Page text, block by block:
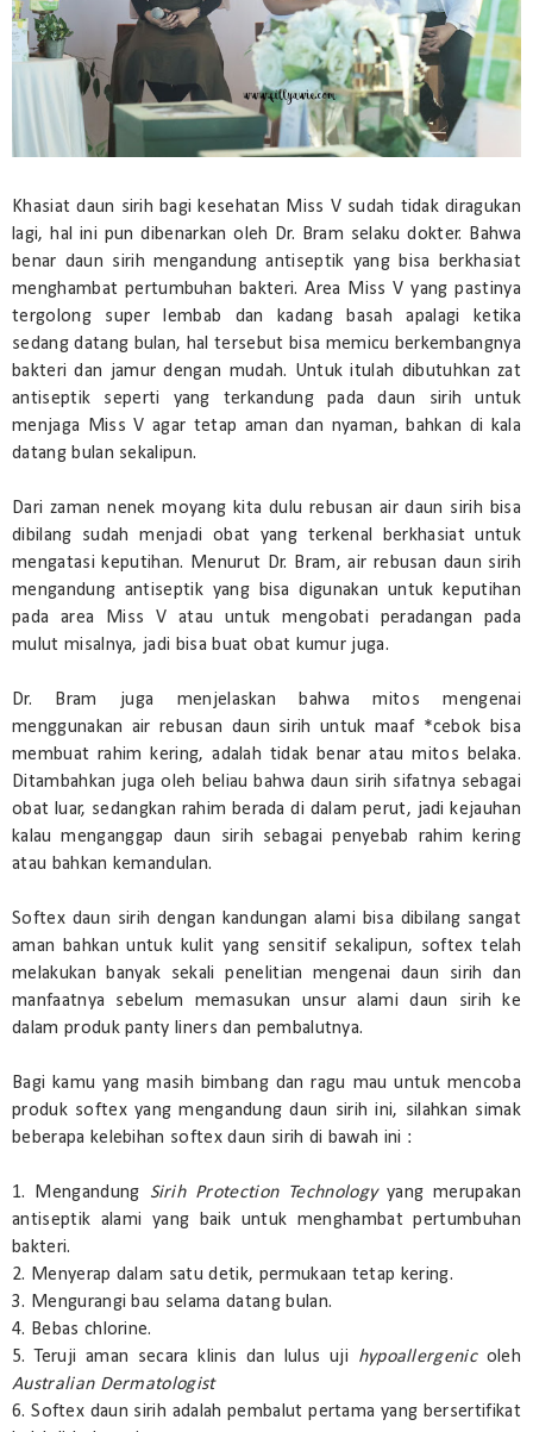
Khasiat daun sirih bagi kesehatan Miss V sudah tidak diragukan
lagi, hal ini pun dibenarkan oleh Dr. Bram selaku dokter. Bahwa
benar daun sirih mengandung antiseptik yang bisa berkhasiat
menghambat pertumbuhan bakteri. Area Miss V yang pastinya
tergolong super lembab dan kadang basah apalagi ketika
sedang datang bulan, hal tersebut bisa memicu berkembangnya
bakteri dan jamur dengan mudah. Untuk itulah dibutuhkan zat
antiseptik seperti yang terkandung pada daun sirih untuk
menjaga Miss V agar tetap aman dan nyaman, bahkan di kala
datang bulan sekalipun.
Dari zaman nenek moyang kita dulu rebusan air daun sirih bisa
dibilang sudah menjadi obat yang terkenal berkhasiat untuk
mengatasi keputihan. Menurut Dr. Bram, air rebusan daun sirih
mengandung antiseptik yang bisa digunakan untuk keputihan
pada area Miss V atau untuk mengobati peradangan pada
mulut misalnya, jadi bisa buat obat kumur juga.
Dr. Bram juga menjelaskan bahwa mitos mengenai
menggunakan air rebusan daun sirih untuk maaf *cebok bisa
membuat rahim kering, adalah tidak benar atau mitos belaka.
Ditambahkan juga oleh beliau bahwa daun sirih sifatnya sebagai
obat luar, sedangkan rahim berada di dalam perut, jadi kejauhan
kalau menganggap daun sirih sebagai penyebab rahim kering
atau bahkan kemandulan.
Softex daun sirih dengan kandungan alami bisa dibilang sangat
aman bahkan untuk kulit yang sensitif sekalipun, softex telah
melakukan banyak sekali penelitian mengenai daun sirih dan
manfaatnya sebelum memasukan unsur alami daun sirih ke
dalam produk panty liners dan pembalutnya.
Bagi kamu yang masih bimbang dan ragu mau untuk mencoba
produk softex yang mengandung daun sirih ini, silahkan simak
beberapa kelebihan softex daun sirih di bawah ini :
1. Mengandung Sirih Protection Technologyyang merupakan
antiseptik alami yang baik untuk menghambat pertumbuhan
bakteri.
2. Menyerap dalam satu detik, permukaan tetap kering.
3. Mengurangi bau selama datang bulan.
4. Bebas chlorine.
5. Teruji aman secara klinis dan lulus uji hypoallergenicoleh
Australian Dermatologist
6. Softex daun sirih adalah pembalut pertama yang bersertifikat